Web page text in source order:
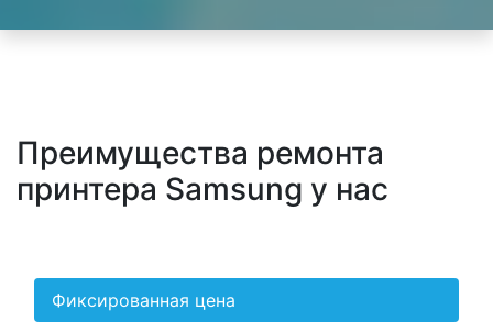
Преимущества ремонта
принтера Samsung у нас
Фиксированная цена